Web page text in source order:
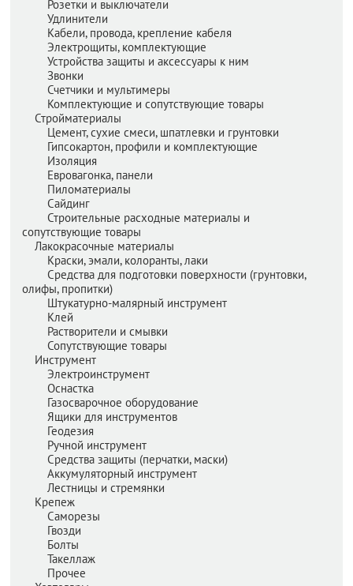
Розетки и выключатели
Удлинители
Кабели, провода, крепление кабеля
Электрощиты, комплектующие
Устройства защиты и аксессуары к ним
Звонки
Счетчики и мультимеры
Комплектующие и сопутствующие товары
Стройматериалы
Цемент, сухие смеси, шпатлевки и грунтовки
Гипсокартон, профили и комплектующие
Изоляция
Евровагонка, панели
Пиломатериалы
Сайдинг
Строительные расходные материалы и
сопутствующие товары
Лакокрасочные материалы
Краски, эмали, колоранты, лаки
Средства для подготовки поверхности (грунтовки,
олифы, пропитки)
Штукатурно-малярный инструмент
Клей
Растворители и смывки
Сопутствующие товары
Инструмент
Электроинструмент
Оснастка
Газосварочное оборудование
Ящики для инструментов
Геодезия
Ручной инструмент
Средства защиты (перчатки, маски)
Аккумуляторный инструмент
Лестницы и стремянки
Крепеж
Саморезы
Гвозди
Болты
Такеллаж
Прочее